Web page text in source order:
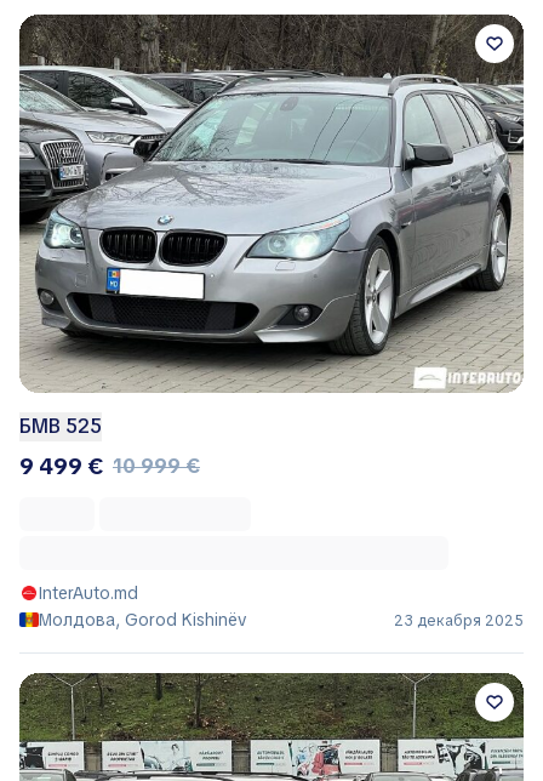
БМВ 525
9 499 € 10 999 €
InterAuto.md
Молдова, Gorod Kishinëv
23 декабря 2025